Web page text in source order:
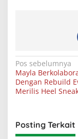
Navigasi
pos
Pos sebelumnya
Mayla
Dengan Rebuild
Merilis Heel
Posting Terkait